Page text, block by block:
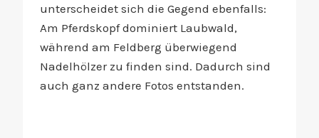
unterscheidet sich die Gegend ebenfalls:
Am Pferdskopf dominiert Laubwald,
während am Feldberg überwiegend
Nadelhölzer zu finden sind. Dadurch sind
auch ganz andere Fotos entstanden.